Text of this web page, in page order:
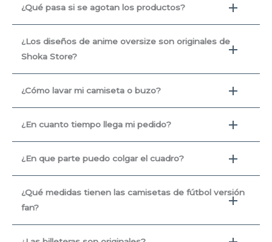
¿Qué pasa si se agotan los productos?
¿Los diseños de anime oversize son originales de
Shoka Store?
¿Cómo lavar mi camiseta o buzo?
¿En cuanto tiempo llega mi pedido?
¿En que parte puedo colgar el cuadro?
¿Qué medidas tienen las camisetas de fútbol versión
fan?